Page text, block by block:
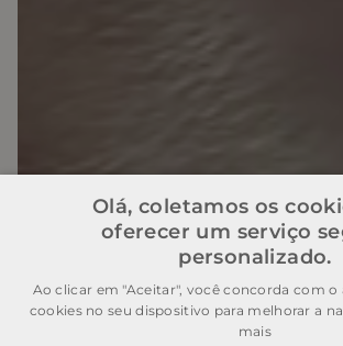
Olá, coletamos os
oferecer um serviço
personalizado.
Ao clicar em "Aceitar", você concorda com
cookies no seu dispositivo para melhorar a
mais